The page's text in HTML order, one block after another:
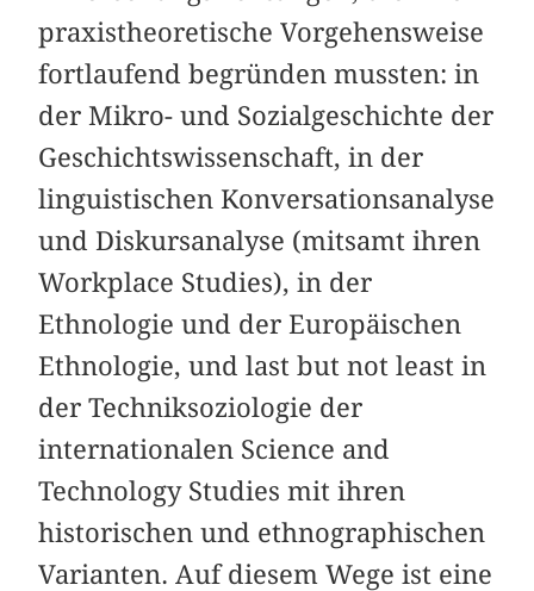
praxistheoretische Vorgehensweise
fortlaufend begründen mussten: in
der Mikro- und Sozialgeschichte der
Geschichtswissenschaft, in der
linguistischen Konversationsanalyse
und Diskursanalyse (mitsamt ihren
Workplace Studies), in der
Ethnologie und der Europäischen
Ethnologie, und last but not least in
der Techniksoziologie der
internationalen Science and
Technology Studies mit ihren
historischen und ethnographischen
Varianten. Auf diesem Wege ist eine